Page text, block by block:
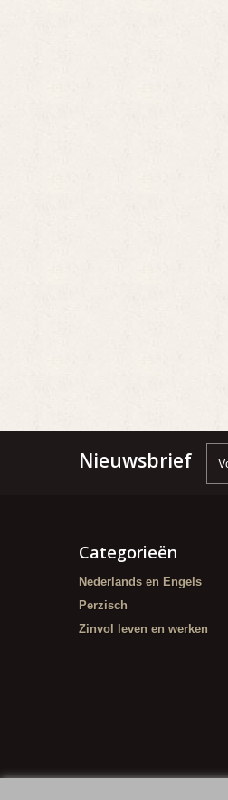
Nieuwsbrief
Categorieën
Nederlands en Engels
Perzisch
Zinvol leven en werken